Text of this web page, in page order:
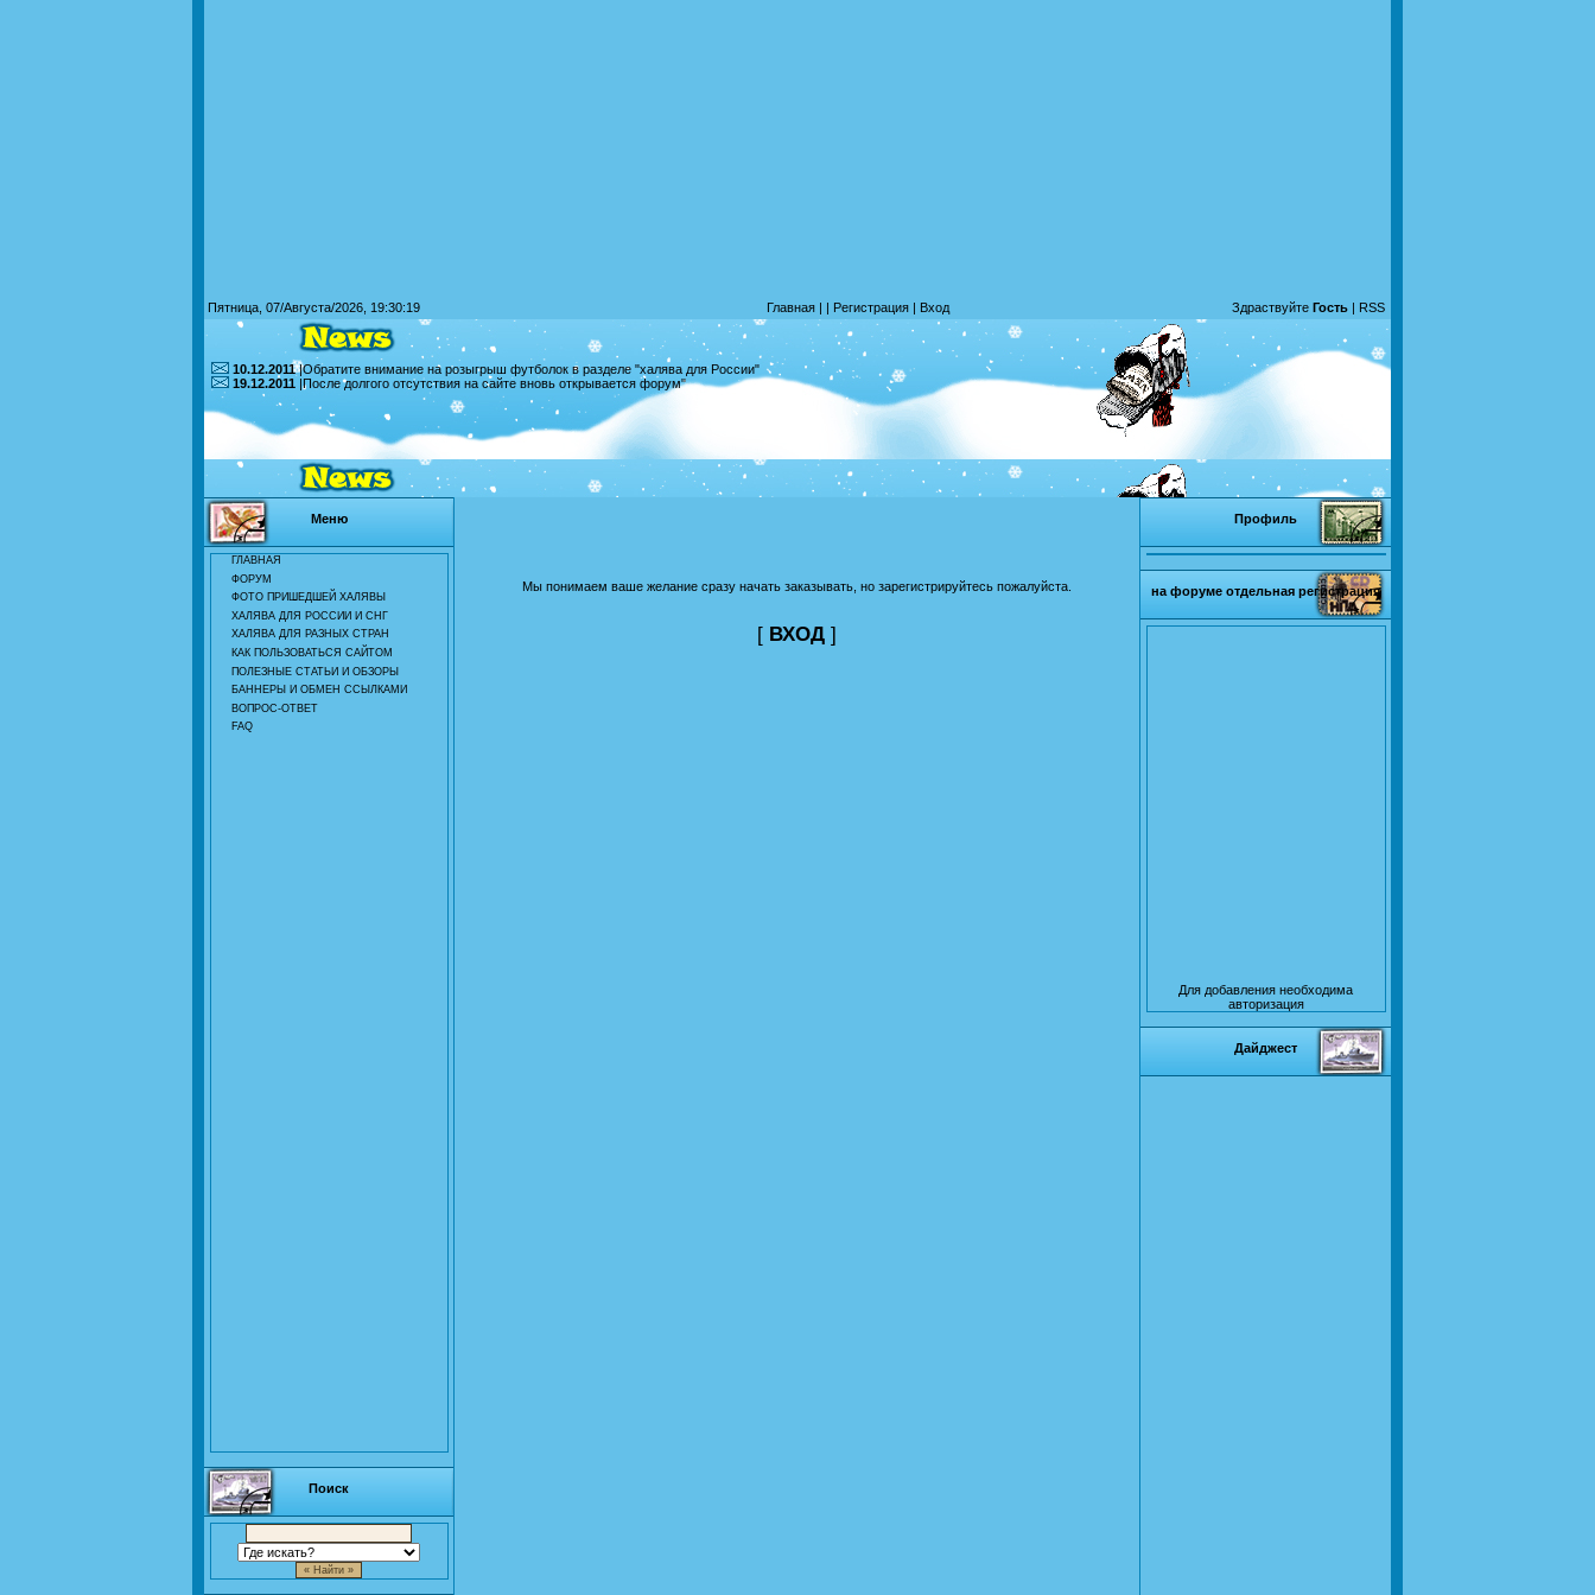
Пятница, 07/Августа/2026, 19:30:19 Главная | | Регистрация | Вход Здраствуйте Гость | RSS
10.12.2011|Обратите внимание на розыгрыш футболок в разделе "халява для России"
19.12.2011 |После долгого отсутствия на сайте вновь открывается форум"
Меню
ГЛАВНАЯ
ФОРУМ
ФОТО ПРИШЕДШЕЙ ХАЛЯВЫ
ХАЛЯВА ДЛЯ РОССИИ И СНГ
ХАЛЯВА ДЛЯ РАЗНЫХ СТРАН
КАК ПОЛЬЗОВАТЬСЯ САЙТОМ
ПОЛЕЗНЫЕ СТАТЬИ И ОБЗОРЫ
БАННЕРЫ И ОБМЕН ССЫЛКАМИ
ВОПРОС-ОТВЕТ
FAQ
Поиск
Мы понимаем ваше желание сразу начать заказывать, но зарегистрируйтесь пожалуйста.
[ ВХОД ]
Профиль
на форуме отдельная регистрация
Для добавления необходима
авторизация
Дайджест